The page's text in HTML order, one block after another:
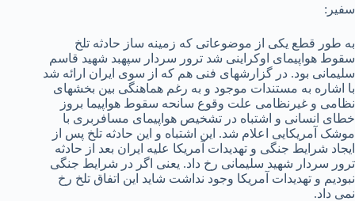
سفیر:
به طور قطع یکی از موضوعاتی که زمینه ساز حادثه تلخ
سقوط هواپیمای اوکراینی شد ترور سردار سپهبد شهید قاسم
سلیمانی بود. در گزارش­های فنی هم که از سوی ایران ارائه شد
با اشاره به مستندات موجود و به رغم هماهنگی بین بخش­های
نظامی و غیرنظامی علت وقوع سانحه سقوط هواپیما بروز
خطای انسانی و اشتباه در تشخیص هواپیمای مسافربری با
موشک آمریکایی اعلام شد. این اشتباه و این حادثه تلخ پس از
ایجاد شرایط جنگی و تهدیدات آمریکا علیه ایران بعد از حادثه
ترور سردار شهید سلیمانی رخ داد. یعنی اگر در شرایط جنگی
نبودیم و تهدیدات آمریکا وجود نداشت شاید این اتفاق تلخ رخ
نمی داد.